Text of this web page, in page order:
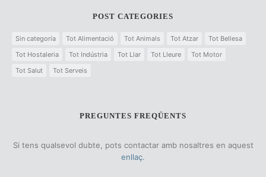
POST CATEGORIES
Sin categoría Tot Alimentació Tot Animals Tot Atzar
Tot Bellesa
Tot Hostaleria
Tot Indústria Tot Llar Tot Lleure
Tot Motor
Tot Salut
Tot Serveis
PREGUNTES FREQÜENTS
Si tens qualsevol dubte, pots contactar amb nosaltres en aquest
enllaç.